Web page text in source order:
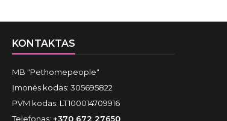
KONTAKTAS
MB "Pethomepeople"
Įmonės kodas: 305695822
PVM kodas: LT100014709916
Telefonas: +370 672 27650